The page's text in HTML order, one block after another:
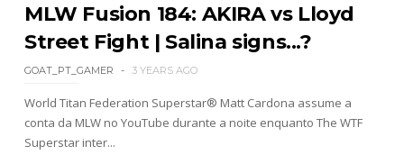
critica promo de Big Cass e sugere utilização de
frases icónicas
Unknown-Aug 06 2026
GUERRA EXTREMA NO GRAND SLAM MEXICO:
Will Ospreay supera Mark Davis num brutal
Street Fight com arame farpado
MLW Fusion 184: AKIRA vs Lloyd
Street Fight | Salina signs...?
GOAT_PT_GAMER 3 YEARS AGO
World Titan Federation Superstar® Matt Cardona assume a
conta da MLW no YouTube durante a noite enquanto The WTF
Superstar inter...